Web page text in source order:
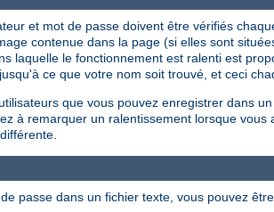
et mot de passe doivent être vérifiés
contenue dans la page (si elles sont
laquelle le fonctionnement est ralenti est
ce que votre nom soit trouvé, et ceci
que vous pouvez enregistrer dans
à remarquer un ralentissement lorsque vous
passe dans un fichier texte, vous pouvez